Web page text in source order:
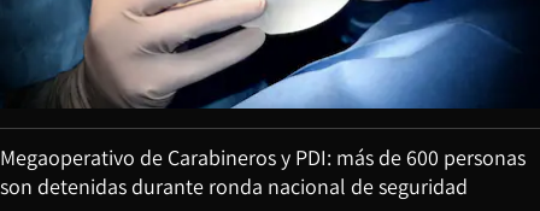
Megaoperativo de Carabineros y PDI: más de 600 personas
son detenidas durante ronda nacional de seguridad